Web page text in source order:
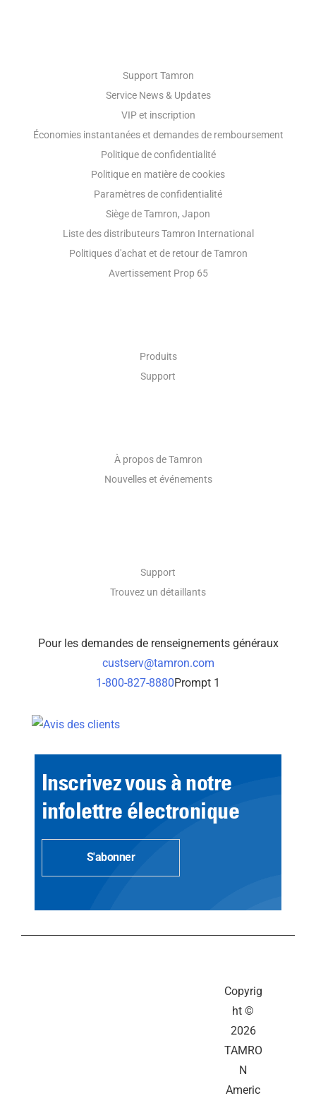
Support Tamron
Service News & Updates
VIP et inscription
Économies instantanées et demandes de remboursement
Politique de confidentialité
Politique en matière de cookies
Paramètres de confidentialité
Siège de Tamron, Japon
Liste des distributeurs Tamron International
Politiques d'achat et de retour de Tamron
Avertissement Prop 65
Produits
Support
À propos de Tamron
Nouvelles et événements
Support
Trouvez un détaillants
Pour les demandes de renseignements généraux
custserv@tamron.com
1-800-827-8880Prompt 1
Inscrivez vous à notre
infolettre électronique
S'abonner
Copyrig
ht ©
2026
TAMRO
N
Americ